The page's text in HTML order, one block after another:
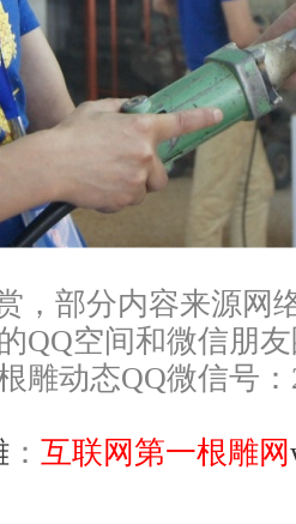
，部分内容来源网
QQ空间和微信朋
雕动态QQ微信号：
： 互联网第一根雕网